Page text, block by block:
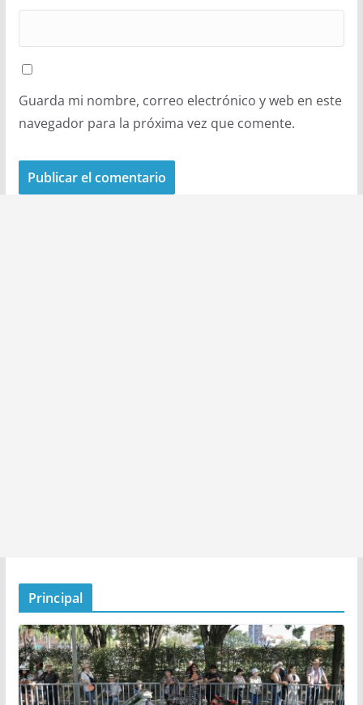
Guarda mi nombre, correo electrónico y web en este
navegador para la próxima vez que comente.
Principal